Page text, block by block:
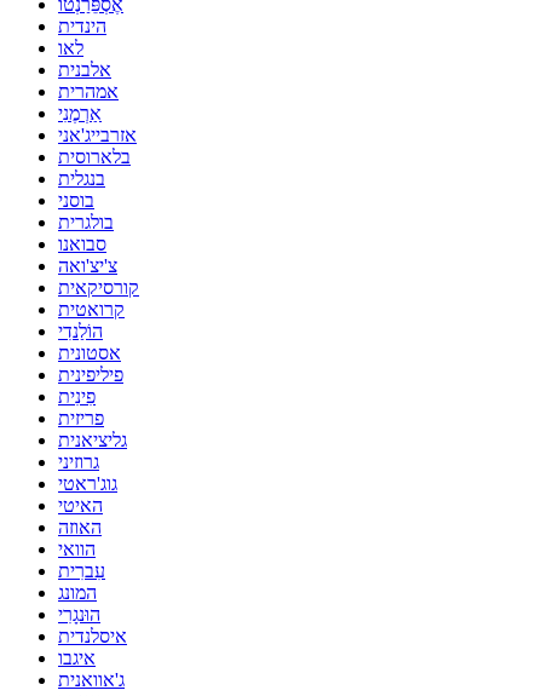
הינדית
לאו
אלבנית
אמהרית
אַרְמֶנִי
אזרבייג'אני
בלארוסית
בנגלית
בוסני
בולגרית
סבואנו
צ'יצ'ואה
קורסיקאית
קרואטית
הוֹלַנדִי
אסטונית
פיליפינית
פִינִית
פריזית
גליציאנית
גרוזיני
גוג'ראטי
האיטי
האוזה
הוואי
עִברִית
המונג
הוּנגָרִי
איסלנדית
איגבו
ג'אוואנית